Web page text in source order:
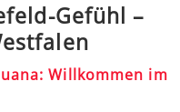
Gefühl –
Willkommen im